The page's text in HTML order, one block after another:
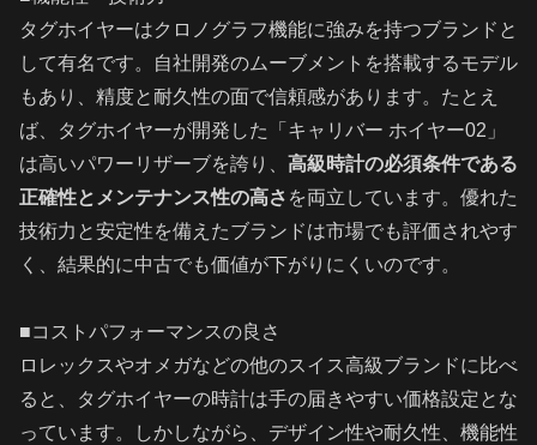
タグホイヤーはクロノグラフ機能に強みを持つブランドと
して有名です。自社開発のムーブメントを搭載するモデル
もあり、精度と耐久性の面で信頼感があります。たとえ
ば、タグホイヤーが開発した「キャリバー ホイヤー02」
は高いパワーリザーブを誇り、 高級時計の必須条件である
正確性とメンテナンス性の高さ を両立しています。優れた
技術力と安定性を備えたブランドは市場でも評価されやす
く、結果的に中古でも価値が下がりにくいのです。
■コストパフォーマンスの良さ
ロレックスやオメガなどの他のスイス高級ブランドに比べ
ると、タグホイヤーの時計は手の届きやすい価格設定とな
っています。しかしながら、デザイン性や耐久性、機能性